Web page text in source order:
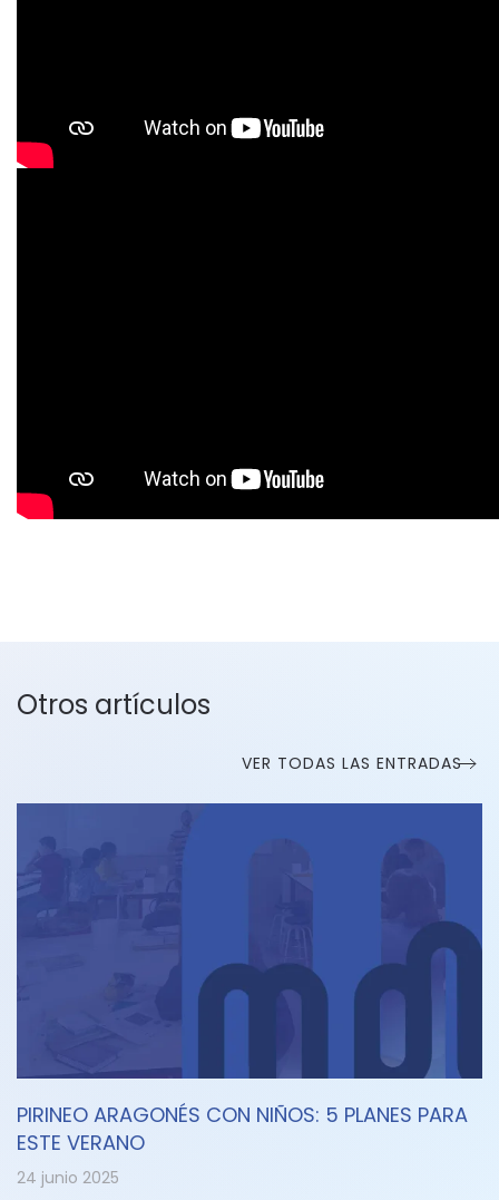
Otros artículos
VER TODAS LAS ENTRADAS
PIRINEO ARAGONÉS CON NIÑOS: 5 PLANES PARA
ESTE VERANO
24 junio 2025